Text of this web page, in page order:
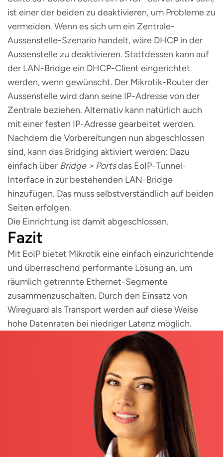
ist einer der beiden zu deaktivieren, um Probleme zu
vermeiden. Wenn es sich um ein Zentrale-
Aussenstelle-Szenario handelt, wäre DHCP in der
Aussenstelle zu deaktivieren. Stattdessen kann auf
der LAN-Bridge ein DHCP-Client eingerichtet
werden, wenn gewünscht. Der Mikrotik-Router der
Aussenstelle wird dann seine IP-Adresse von der
Zentrale beziehen. Alternativ kann natürlich auch
mit einer festen IP-Adresse gearbeitet werden.
Nachdem die Vorbereitungen nun abgeschlossen
sind, kann das Bridging aktiviert werden: Dazu
einfach über Bridge > Portsdas EoIP-Tunnel-
Interface in zur bestehenden LAN-Bridge
hinzufügen. Das muss selbstverständlich auf beiden
Seiten erfolgen.
Die Einrichtung ist damit abgeschlossen.
Fazit
Mit EoIP bietet Mikrotik eine einfach einzurichtende
und überraschend performante Lösung an, um
räumlich getrennte Ethernet-Segmente
zusammenzuschalten. Durch den Einsatz von
Wireguard als Transport werden auf diese Weise
hohe Datenraten bei niedriger Latenz möglich.